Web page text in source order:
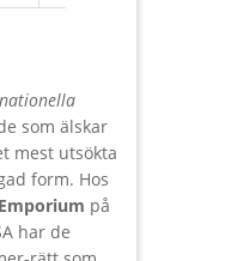
som älskar
mest utsökta
form. Hos
på
har de